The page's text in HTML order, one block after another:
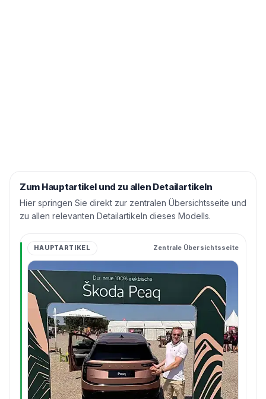
Zum Hauptartikel und zu allen Detailartikeln
Hier springen Sie direkt zur zentralen Übersichtsseite und
zu allen relevanten Detailartikeln dieses Modells.
HAUPTARTIKEL Zentrale Übersichtsseite